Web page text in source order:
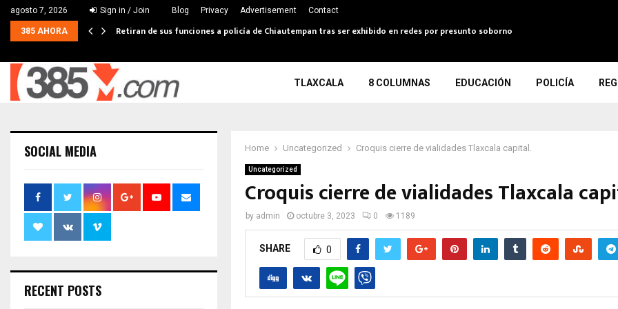
agosto 7, 2026 Sign in / Join Blog Privacy Advertisement Contact
385 AHORA Retiran de sus funciones a policía de Chiautempan tras ser exhibido en redes por presunto soborno
TLAXCALA 8 COLUMNAS EDUCACIÓN POLICÍA
Home Uncategorized Croquis cierre de vialidades Tlaxcala capital.
Uncategorized
Croquis cierre de vialidades Tlaxcala
by admin octubre 3, 2023 0 1189
SHARE 0
SOCIAL MEDIA
RECENT POSTS